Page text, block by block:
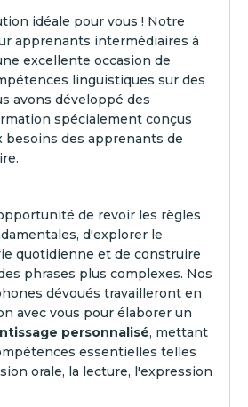
idéale pour vous ! Notre
apprenants intermédiaires à
excellente occasion de
linguistiques sur des
avons développé des
spécialement conçus
besoins des apprenants de
de revoir les règles
d'explorer le
quotidienne et de construire
phrases plus complexes. Nos
dévoués travailleront en
avec vous pour élaborer un
personnalisé, mettant
essentielles telles
orale, la lecture, l'expression